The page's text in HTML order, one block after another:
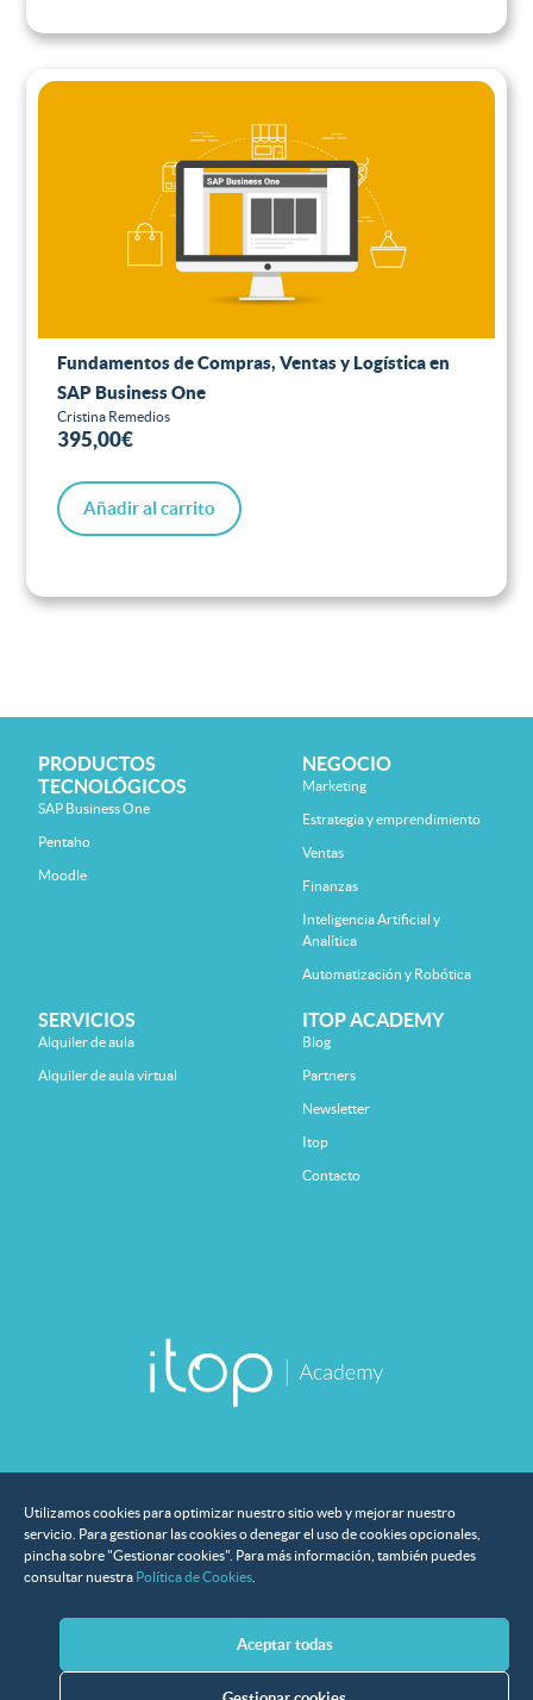
Utilizamos cookies para optimizar nuestro sitio web y mejorar nuestro
servicio. Para gestionar las cookies o denegar el uso de cookies opcionales,
pincha sobre "Gestionar cookies". Para más información, también puedes
consultar nuestra Política de Cookies
Aceptar todas
Fundamentos de Compras, Ventas y Logística en
SAP Business One
Cristina Remedios
395,00€
Añadir al carrito
PRODUCTOS
TECNOLÓGICOS
SAP Business One
Pentaho
Moodle
NEGOCIO
Marketing
Estrategia y emprendimiento
Ventas
Finanzas
Inteligencia Artificial y
Analítica
Automatización y Robótica
SERVICIOS
Alquiler de aula
Alquiler de aula virtual
ITOP ACADEMY
Blog
Partners
Newsletter
Itop
Contacto
Instituciones que han confiado en nosotros